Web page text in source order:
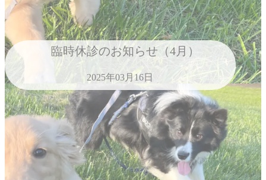
臨時休診のお知らせ（4月）
2025年03月16日